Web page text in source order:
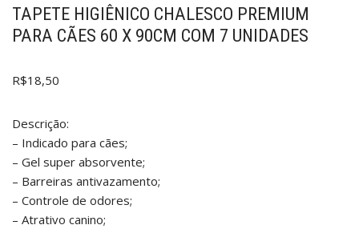
TAPETE HIGIÊNICO CHALESCO PREMIUM
PARA CÃES 60 X 90CM COM 7 UNIDADES
R$18,50
Descrição:
– Indicado para cães;
– Gel super absorvente;
– Barreiras antivazamento;
– Controle de odores;
– Atrativo canino;